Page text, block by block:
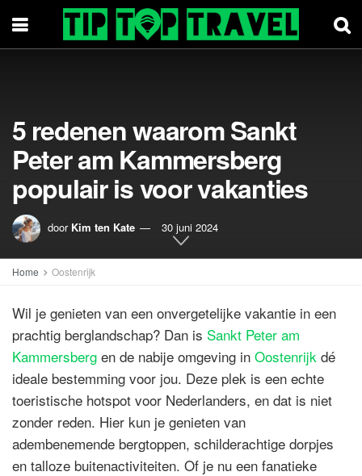
5 redenen waarom Sankt
Peter am Kammersberg
populair is voor vakanties
door Kim ten Kate 30 juni 2024
Home Oostenrijk
Wil je genieten van een onvergetelijke vakantie in een
prachtig berglandschap? Dan is Sankt Peter am
Kammersberg en de nabije omgeving in Oostenrijk dé
ideale bestemming voor jou. Deze plek is een echte
toeristische hotspot voor Nederlanders, en dat is niet
zonder reden. Hier kun je genieten van
adembenemende bergtoppen, schilderachtige dorpjes
en talloze buitenactiviteiten. Of je nu een fanatieke